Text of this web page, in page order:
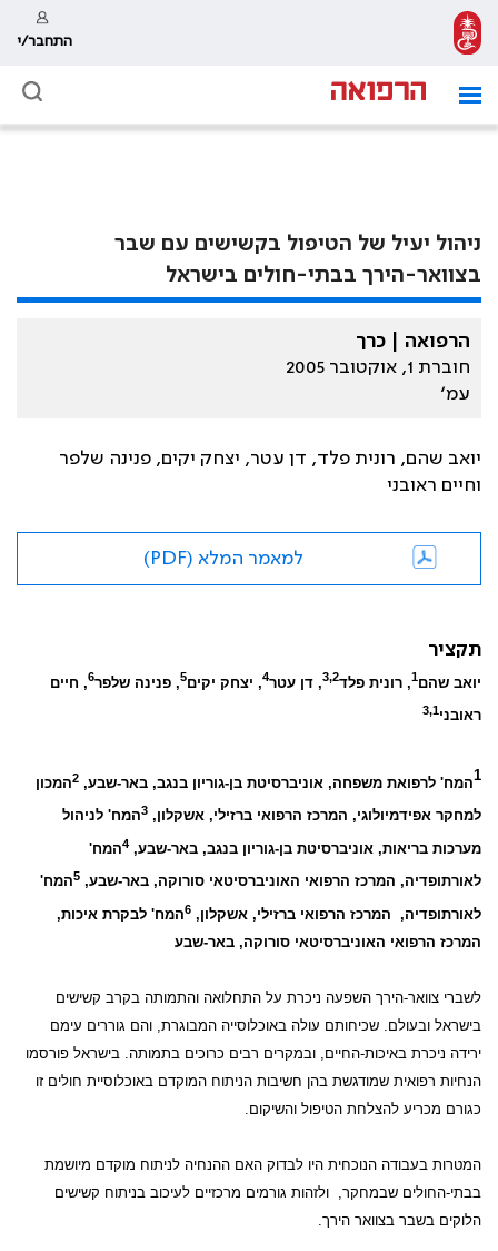
התחבר/י
ניהול יעיל של הטיפול בקשישים עם שבר
בצוואר-הירך בבתי-חולים בישראל
הרפואה | כרך
חוברת 1, אוקטובר 2005
עמ׳
יואב שהם, רונית פלד, דן עטר, יצחק יקים, פנינה שלפר
וחיים ראובני
למאמר המלא (PDF)
תקציר
יואב שהם1, רונית פלד3,2, דן עטר4, יצחק יקים5, פנינה שלפר6, חיים
ראובני3,1
1המח' לרפואת משפחה, אוניברסיטת בן-גוריון בנגב, באר-שבע, 2המכון
למחקר אפידמיולוגי, המרכז הרפואי ברזילי, אשקלון, 3המח' לניהול
מערכות בריאות, אוניברסיטת בן-גוריון בנגב, באר-שבע, 4המח'
לאורתופדיה, המרכז הרפואי האוניברסיטאי סורוקה, באר-שבע, 5המח'
לאורתופדיה, המרכז הרפואי ברזילי, אשקלון, 6המח' לבקרת איכות,
המרכז הרפואי האוניברסיטאי סורוקה, באר-שבע
לשברי צוואר-הירך השפעה ניכרת על התחלואה והתמותה בקרב קשישים
בישראל ובעולם. שכיחותם עולה באוכלוסייה המבוגרת, והם גוררים עימם
ירידה ניכרת באיכות-החיים, ובמקרים רבים כרוכים בתמותה. בישראל פורסמו
הנחיות רפואית שמודגשת בהן חשיבות הניתוח המוקדם באוכלוסיית חולים זו
כגורם מכריע להצלחת הטיפול והשיקום.
המטרות בעבודה הנוכחית היו לבדוק האם ההנחיה לניתוח מוקדם מיושמת
בבתי-החולים שבמחקר,
ולזהות גורמים מרכזיים לעיכוב בניתוח קשישים
הלוקים בשבר בצוואר הירך.